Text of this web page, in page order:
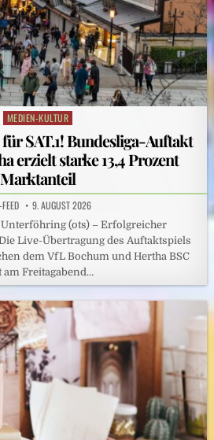
Posted
in
MEDIEN-KULTUR
SAT.1! Bundesliga-Auftakt
erzielt starke 13,4 Prozent
Marktanteil
9. AUGUST 2026
(ots) – Erfolgreicher
Live-Übertragung des Auftaktspiels
dem VfL Bochum und Hertha BSC
am Freitagabend…